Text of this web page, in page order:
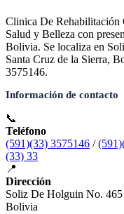
Clinica De Rehabilitación
Salud y Belleza con
Bolivia. Se localiza en
Santa Cruz de la Sierra,
3575146.
Información de contacto
📞
Teléfono
(591)(33) 3575146 /
(33) 33
📍
Dirección
Soliz De Holguin No. 465
Bolivia